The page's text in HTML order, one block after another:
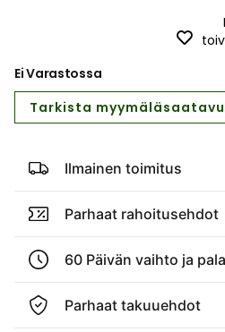
Ei Varastossa
Tarkista
Ilmainen toimitus
Parhaat rahoitusehdot
60 Päivän vaihto ja
Parhaat takuuehdot